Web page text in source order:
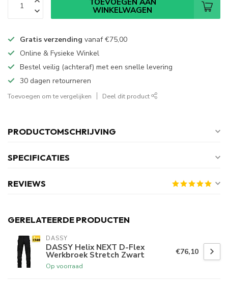
WINKELWAGEN
Gratis verzending vanaf€75,00
Online & Fysieke Winkel
Bestel veilig (achteraf) met een snelle levering
30 dagen retourneren
Toevoegen om te vergelijken Deel dit product
PRODUCTOMSCHRIJVING
SPECIFICATIES
REVIEWS
GERELATEERDE PRODUCTEN
DASSY
DASSY Helix NEXT D-Flex
Werkbroek Stretch Zwart
Op voorraad
€76,10